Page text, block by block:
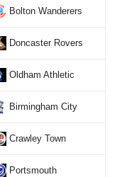
Bolton Wanderers
Doncaster Rovers
Oldham Athletic
Birmingham City
Crawley Town
Portsmouth